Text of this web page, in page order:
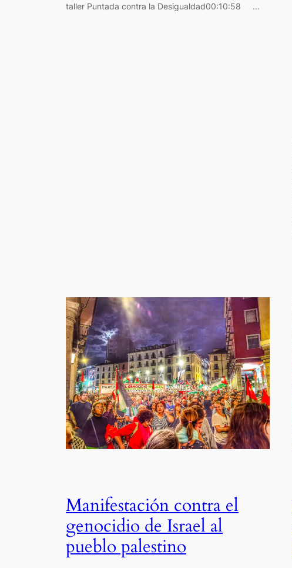
taller Puntada contra la Desigualdad00:10:58 …
Manifestación contra el
genocidio de Israel al
pueblo palestino